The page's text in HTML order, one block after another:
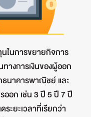
ในการขยายกิจการ
างการเงินของผู้ออก
นาคารพาณิชย์ และ
ออก เช่น 3 ปี 5 ปี 7 ปี
ะยะเวลาที่เรียกว่า